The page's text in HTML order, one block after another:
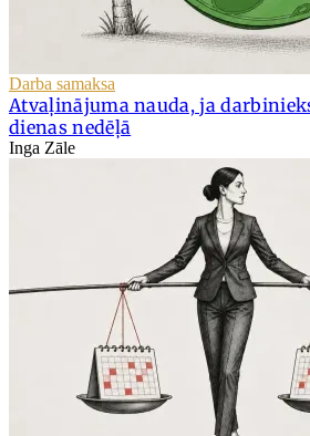
Darba samaksa
Atvaļinājuma nauda, ja
dienas nedēļā
Inga Zāle